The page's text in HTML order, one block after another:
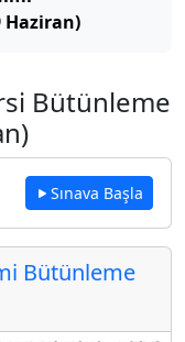
Haziran)
Bütünleme
Sınava Başla
Bütünleme